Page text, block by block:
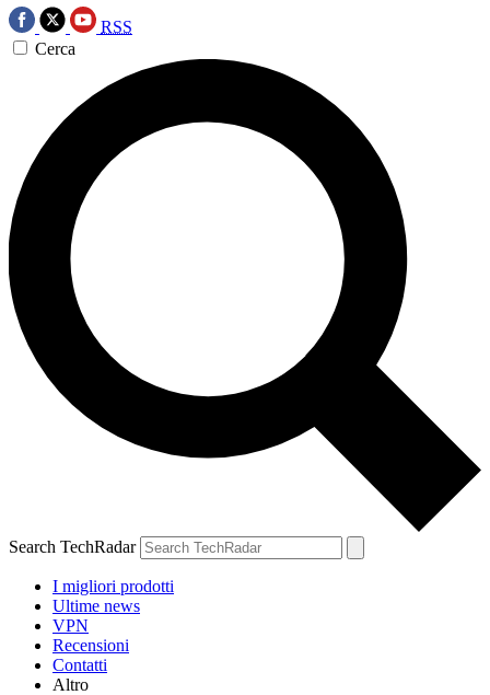
RSS
Cerca
Search TechRadar
I migliori prodotti
Ultime news
VPN
Recensioni
Contatti
Altro